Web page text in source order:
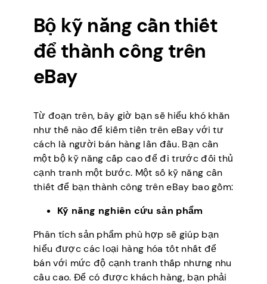
Bộ kỹ năng cần thiết
để thành công trên
eBay
Từ đoạn trên, bây giờ bạn sẽ hiểu khó khăn
như thế nào để kiếm tiền trên eBay với tư
cách là người bán hàng lần đầu. Bạn cần
một bộ kỹ năng cấp cao để đi trước đối thủ
cạnh tranh một bước. Một số kỹ năng cần
thiết để bạn thành công trên eBay bao gồm:
Kỹ năng nghiên cứu sản phẩm
Phân tích sản phẩm phù hợp sẽ giúp bạn
hiểu được các loại hàng hóa tốt nhất để
bán với mức độ cạnh tranh thấp nhưng nhu
cầu cao. Để có được khách hàng, bạn phải